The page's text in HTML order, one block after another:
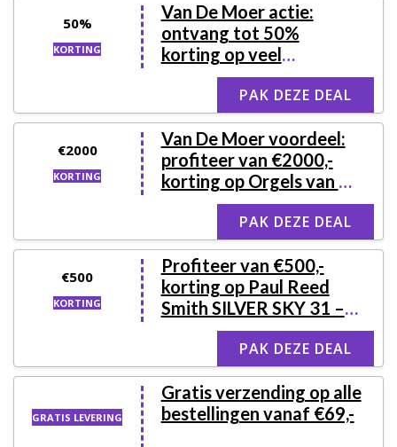
50%
KORTING
Van De Moer actie:
ontvang tot 50%
korting op veel
muziekinstrumenten
PAK DEZE DEAL
€2000
KORTING
Van De Moer voordeel:
profiteer van €2000,-
korting op Orgels van de
beste kwaliteit
PAK DEZE DEAL
€500
KORTING
Profiteer van €500,-
korting op Paul Reed
Smith SILVER SKY 31 –
Roxy Pink Elektrische
PAK DEZE DEAL
GRATIS LEVERING
Gratis verzending op alle
bestellingen vanaf €69,-